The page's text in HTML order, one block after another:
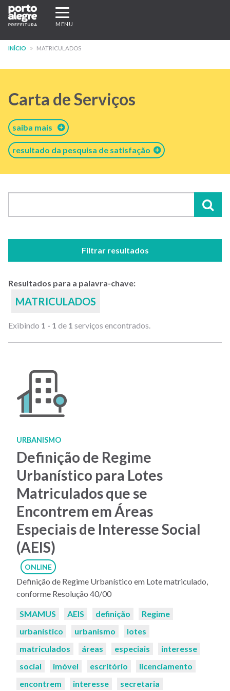
Pular
para
conteúdo
Expandir/recolher
navegação
MENU
INÍCIO MATRICULADOS
Carta de Serviços
saiba mais
resultado da pesquisa de satisfação
Filtrar resultados
Resultados para a palavra-chave:
MATRICULADOS
Exibindo 1 - 1 de 1 serviços encontrados.
URBANISMO
Definição de Regime
Urbanístico para Lotes
Matriculados que se
Encontrem em Áreas
Especiais de Interesse Social
(AEIS)
ONLINE
Definição de Regime Urbanístico em Lote matriculado,
conforme Resolução 40/00
Palavras-
SMAMUS AEIS definição
Regime
urbanístico
urbanismo
lotes
matriculados
áreas especiais
interesse
social
imóvel escritório
licenciamento
encontrem
interesse
secretaria